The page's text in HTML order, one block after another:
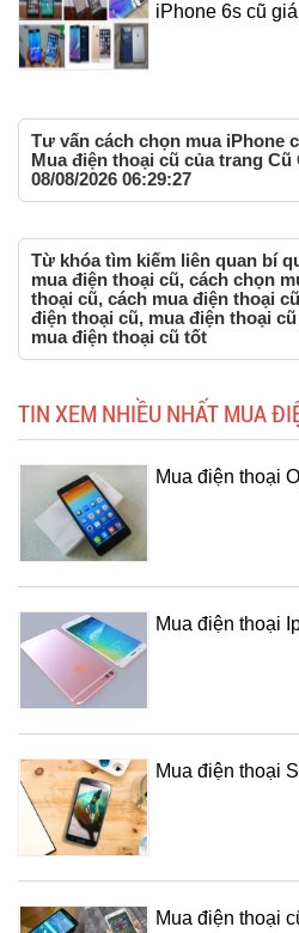
iPhone 6s cũ
Tư vấn cách chọn mua iPhone
Mua điện thoại cũ của trang Cũ
08/08/2026 06:29:27
Từ khóa tìm kiếm liên quan bí
mua điện thoại cũ, cách chọn
thoại cũ, cách mua điện thoại
điện thoại cũ, mua điện thoại
mua điện thoại cũ tốt
TIN XEM NHIỀU NHẤT MUA
Mua điện thoại
Mua điện thoại
Mua điện thoại
Mua điện thoại